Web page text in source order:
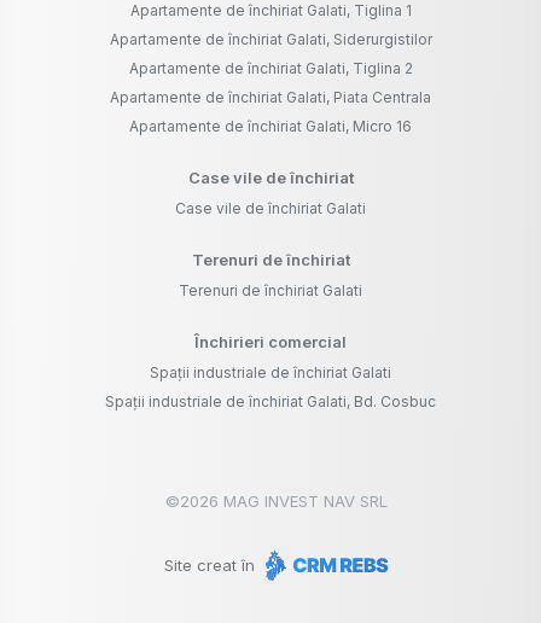
Apartamente de închiriat Galati, Tiglina 1
Apartamente de închiriat Galati, Siderurgistilor
Apartamente de închiriat Galati, Tiglina 2
Apartamente de închiriat Galati, Piata Centrala
Apartamente de închiriat Galati, Micro 16
Case vile de închiriat
Case vile de închiriat Galati
Terenuri de închiriat
Terenuri de închiriat Galati
Închirieri comercial
Spații industriale de închiriat Galati
Spații industriale de închiriat Galati, Bd. Cosbuc
©2026 MAG INVEST NAV SRL
Site creat în